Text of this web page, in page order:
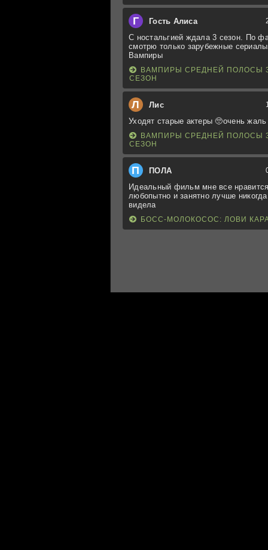
Г Гость Алиса
С ностальгией ждала 3 сезон. По
смотрю только зарубежные
Вампиры
ВАМПИРЫ СРЕДНЕЙ ПОЛОСЫ
СЕЗОН
Л Лис
Уходят старые актеры 🥺очень жаль
ВАМПИРЫ СРЕДНЕЙ ПОЛОСЫ
СЕЗОН
П ПОЛА
Идеальный фильм мне все
любопытно и занятно лучше
видела
БОСС-МОЛОКОСОС: ЛОВИ